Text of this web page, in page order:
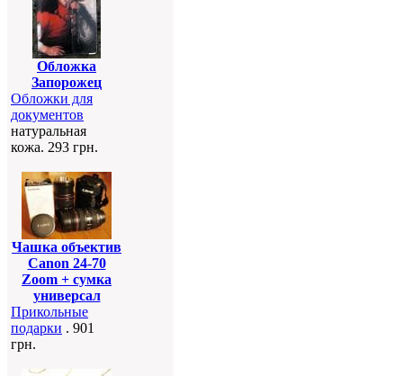
Обложка
Запорожец
Обложки для
документов
натуральная
кожа. 293 грн.
Чашка объектив
Canon 24-70
Zoom + сумка
универсал
Прикольные
подарки . 901
грн.